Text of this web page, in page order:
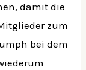
damit die
zum
bei dem